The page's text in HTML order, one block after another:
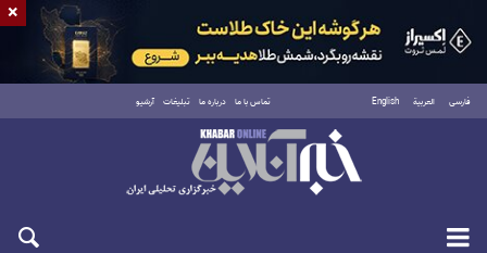
فارسی العربية English تماس با ما درباره ما تبلیغات آرشیو
پنجشنبه ۱۵ مرداد ۱۴۰۵
×